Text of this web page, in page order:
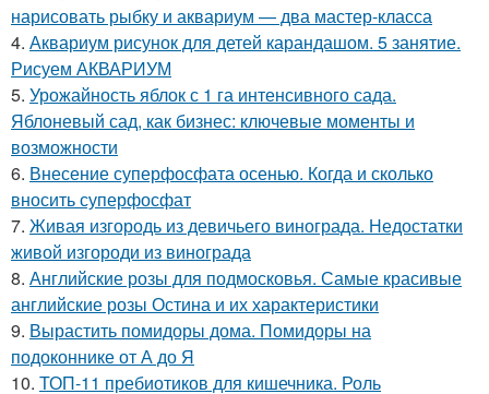
нарисовать рыбку и аквариум — два мастер-класса
4. Аквариум рисунок для детей карандашом. 5 занятие.
Рисуем АКВАРИУМ
5. Урожайность яблок с 1 га интенсивного сада.
Яблоневый сад, как бизнес: ключевые моменты и
возможности
6. Внесение суперфосфата осенью. Когда и сколько
вносить суперфосфат
7. Живая изгородь из девичьего винограда. Недостатки
живой изгороди из винограда
8. Английские розы для подмосковья. Самые красивые
английские розы Остина и их характеристики
9. Вырастить помидоры дома. Помидоры на
подоконнике от А до Я
10. ТОП-11 пребиотиков для кишечника. Роль